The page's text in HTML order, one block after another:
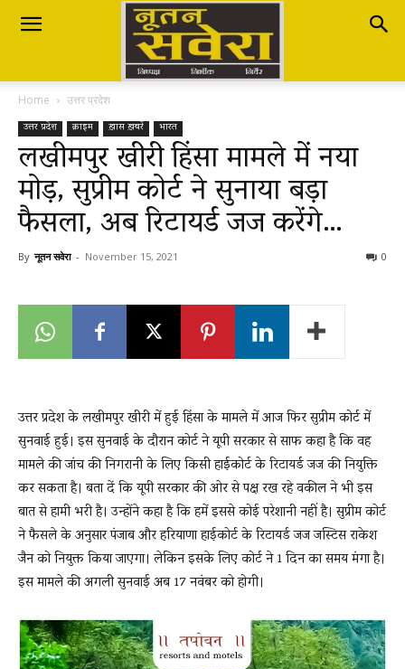
Nutan
Savera
नूतन
सवेरा
News
LIVE
Home उत्तर प्रदेश
उत्तर प्रदेश क्राइम ख़ास ख़बरें भारत
लखीमपुर खीरी हिंसा मामले में नया
मोड़, सुप्रीम कोर्ट ने सुनाया बड़ा
फैसला, अब रिटायर्ड जज करेंगे…
By नूतन सवेरा - November 15, 2021 0
उत्तर प्रदेश के लखीमपुर खीरी में हुई हिंसा के मामले में आज फिर सुप्रीम कोर्ट में
सुनवाई हुई। इस सुनवाई के दौरान कोर्ट ने यूपी सरकार से साफ कहा है कि वह
मामले की जांच की निगरानी के लिए किसी हाईकोर्ट के रिटायर्ड जज की नियुक्ति
कर सकता है। बता दें कि यूपी सरकार की ओर से पक्ष रख रहे वकील ने भी इस
बात से हामी भरी है। उन्होंने कहा है कि हमें इससे कोई परेशानी नहीं है। सुप्रीम कोर्ट
ने फैसले के अनुसार पंजाब और हरियाणा हाईकोर्ट के रिटायर्ड जज जस्टिस राकेश
जैन को नियुक्त किया जाएगा। लेकिन इसके लिए कोर्ट ने 1 दिन का समय मंगा है।
इस मामले की अगली सुनवाई अब 17 नवंबर को होगी।